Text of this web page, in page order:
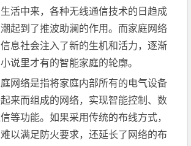
活中来，各种无线通信技术的日趋成
起到了推波助澜的作用。而家庭网络
息社会注入了新的生机和活力，逐渐
说里才有的智能家庭的轮廓。
络是指将家庭内部所有的电气设备
来而组成的网络，实现智能控制、数
等功能。如果采用传统的布线方式，
以满足防火要求，还延长了网络的布